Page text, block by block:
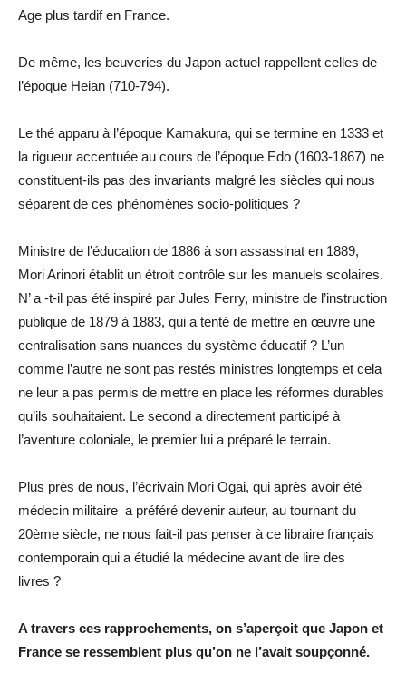
Age plus tardif en France.
De même, les beuveries du Japon actuel rappellent celles de
l’époque Heian (710-794).
Le thé apparu à l’époque Kamakura, qui se termine en 1333 et
la rigueur accentuée au cours de l’époque Edo (1603-1867) ne
constituent-ils pas des invariants malgré les siècles qui nous
séparent de ces phénomènes socio-politiques ?
Ministre de l’éducation de 1886 à son assassinat en 1889,
Mori Arinori établit un étroit contrôle sur les manuels scolaires.
N’ a -t-il pas été inspiré par Jules Ferry, ministre de l’instruction
publique de 1879 à 1883, qui a tenté de mettre en œuvre une
centralisation sans nuances du système éducatif ? L’un
comme l’autre ne sont pas restés ministres longtemps et cela
ne leur a pas permis de mettre en place les réformes durables
qu’ils souhaitaient. Le second a directement participé à
l’aventure coloniale, le premier lui a préparé le terrain.
Plus près de nous, l’écrivain Mori Ogai, qui après avoir été
médecin militaire a préféré devenir auteur, au tournant du
20ème siècle, ne nous fait-il pas penser à ce libraire français
contemporain qui a étudié la médecine avant de lire des
livres ?
A travers ces rapprochements, on s’aperçoit que Japon et
France se ressemblent plus qu’on ne l’avait soupçonné.